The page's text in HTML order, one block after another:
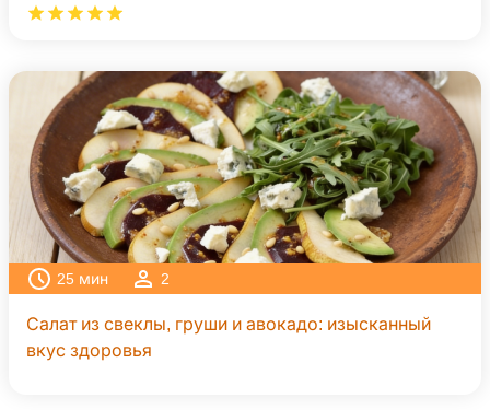
25 мин 2
Салат из свеклы, груши и авокадо: изысканный
вкус здоровья